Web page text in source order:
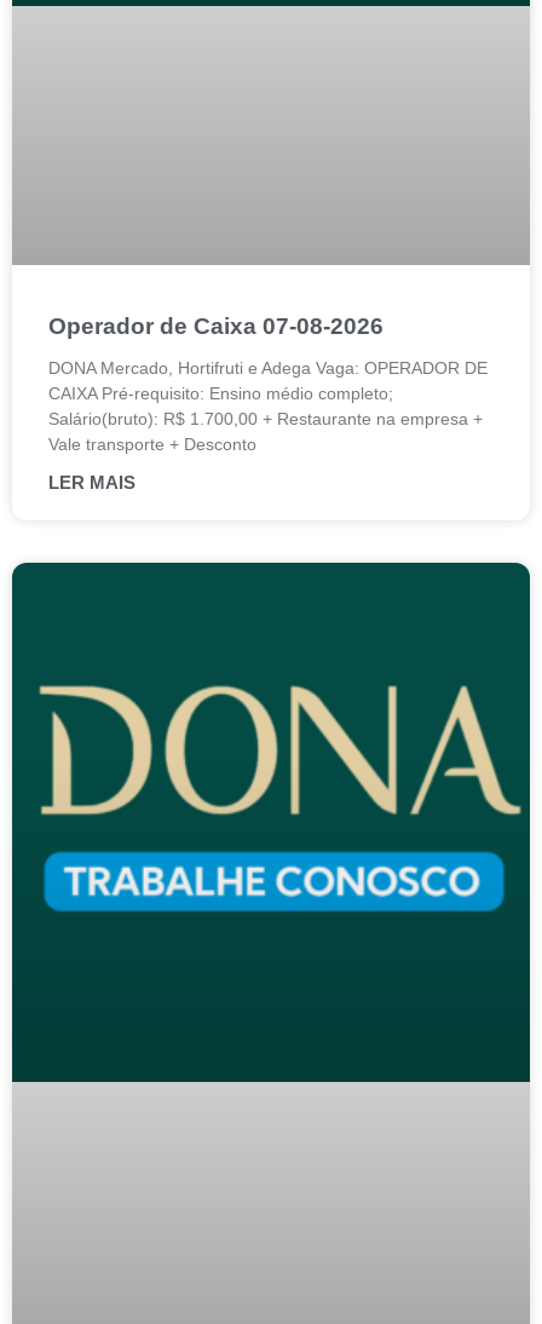
Operador de Caixa 07-08-2026
DONA Mercado, Hortifruti e Adega Vaga: OPERADOR DE
CAIXA Pré-requisito: Ensino médio completo;
Salário(bruto): R$ 1.700,00 + Restaurante na empresa +
Vale transporte + Desconto
LER MAIS